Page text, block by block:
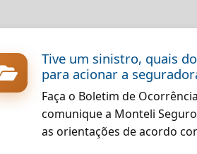
Tive um sinistro, quais
para acionar a
Faça o Boletim de
comunique a Monteli
as orientações de acordo